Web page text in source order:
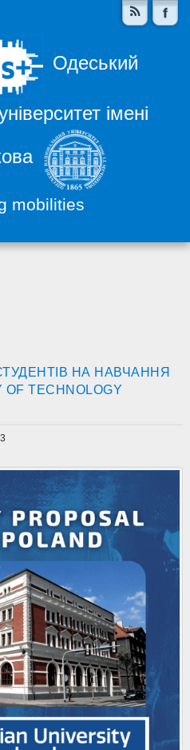
Одеський
імені
mobilities
НА НАВЧАННЯ
TECHNOLOGY